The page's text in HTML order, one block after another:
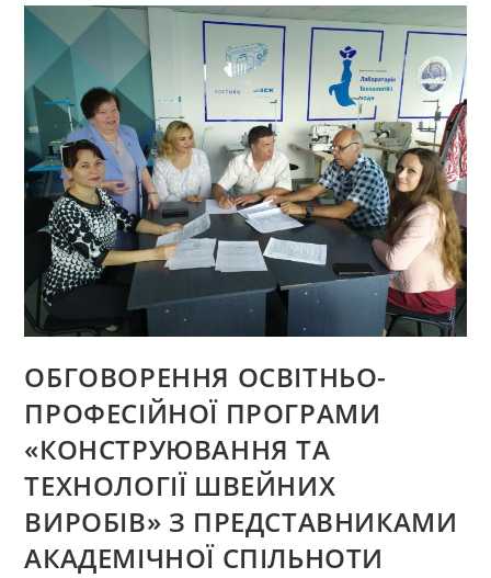
БАКАЛАВР
СПЕЦІАЛЬНОСТІ
182
«ТЕХНОЛОГІЇ
ЛЕГКОЇ
ПРОМИСЛОВОСТІ»
УСПІШНО
СКЛАДЕНО!
ОБГОВОРЕННЯ ОСВІТНЬО-
ПРОФЕСІЙНОЇ ПРОГРАМИ
«КОНСТРУЮВАННЯ ТА
ТЕХНОЛОГІЇ ШВЕЙНИХ
ВИРОБІВ» З ПРЕДСТАВНИКАМИ
АКАДЕМІЧНОЇ СПІЛЬНОТИ